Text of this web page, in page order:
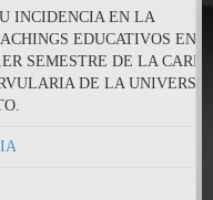
INCIDENCIA EN LA
EDUCATIVOS EN
SEMESTRE DE LA
DE LA